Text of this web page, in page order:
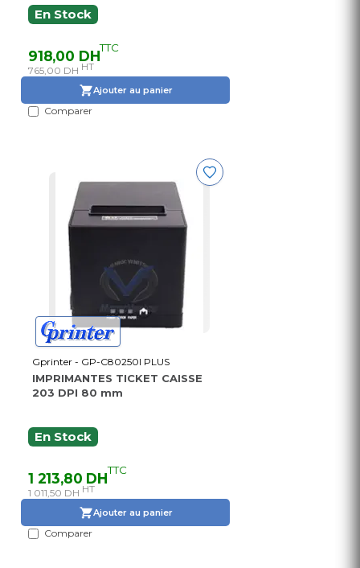
En Stock
918,00 DHTTC
765,00 DH HT
Ajouter au panier
Comparer
Gprinter - GP-C80250I PLUS
IMPRIMANTES TICKET CAISSE
203 DPI 80 mm
En Stock
1 213,80 DHTTC
1 011,50 DH HT
Ajouter au panier
Comparer